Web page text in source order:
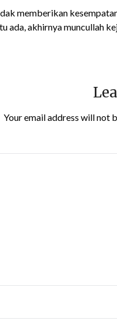
memberikan
ada, akhirnya muncullah
Your email address will not